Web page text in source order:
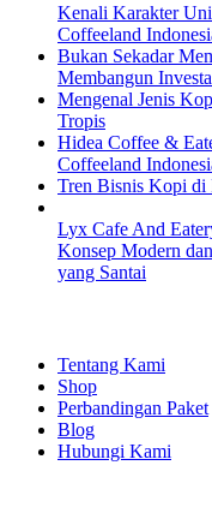
Kenali Karakter
Coffeeland
Bukan Sekadar
Membangun
Mengenal Jenis
Tropis
Hidea Coffee &
Coffeeland
Tren Bisnis Kopi di
Lyx Cafe And
Konsep Modern
yang Santai
Tentang Kami
Shop
Perbandingan Paket
Blog
Hubungi Kami